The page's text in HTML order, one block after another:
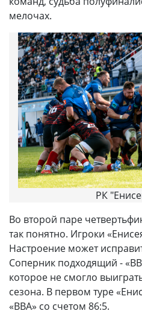
мелочах.
РК
Во второй паре
так понятно. Игроки
Настроение может
Соперник подходящий -
которое не смогло
сезона. В первом туре
«ВВА» со счетом 86:5.